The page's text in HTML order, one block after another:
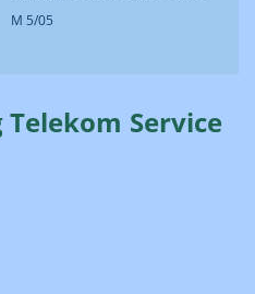
M 5/05
Service